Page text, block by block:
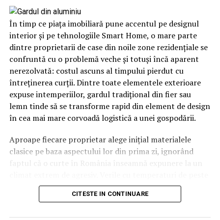
procesul de clarificare a unei situații dificile.
Când suspiciunile afectează
reputația
Există numeroase situații în care o persoană ajunge să
fie suspectată fără să existe dovezi clare împotriva sa. O
dispariție de bunuri într-o companie, o acuzație lansată
într-un conflict personal, o neînțelegere între colegi
sau o informație transmisă eronat pot avea consecințe
Din păcate, chiar și atunci când acuzațiile se dovedesc
ulterior nefondate, efectele asupra reputației pot
membrilor familiei poate fi afectată, iar procesul de
recâștigare a acesteia poate fi dificil.
În timp ce piața imobiliară pune accentul pe designul
interior și pe tehnologiile Smart Home, o mare parte
dintre proprietarii de case din noile zone rezidențiale se
confruntă cu o problemă veche și totuși încă aparent
nerezolvată: costul ascuns al timpului pierdut cu
întreținerea curții. Dintre toate elementele exterioare
expuse intemperiilor, gardul tradițional din fier sau
lemn tinde să se transforme rapid din element de design
în cea mai mare corvoadă logistică a unei gospodării.
Aproape fiecare proprietar alege inițial materialele
clasice pe baza aspectului lor din prima zi, ignorând
faptul că o curte în România înseamnă expunere la un
40 de grade la umbră și radiații UV intense sunt urmate
de ierni cu îngheț brusc și ploi acide. În acest mediu,
CITESTE IN CONTINUARE